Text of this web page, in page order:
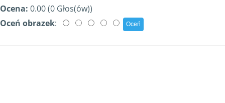
Ocena: 0.00 (0 Głos(ów))
Oceń obrazek: